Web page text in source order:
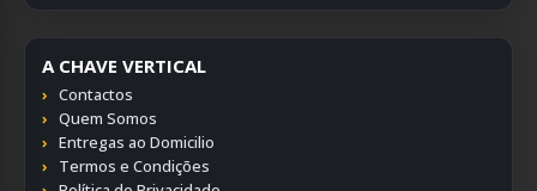
A CHAVE VERTICAL
Contactos
Quem Somos
Entregas ao Domicilio
Termos e Condições